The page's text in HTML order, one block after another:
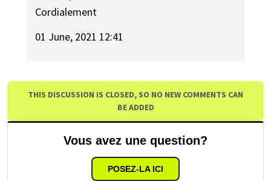
Cordialement
01 June, 2021 12:41
THIS DISCUSSION IS CLOSED, SO NO NEW COMMENTS CAN
BE ADDED
Vous avez une question?
POSEZ-LA ICI